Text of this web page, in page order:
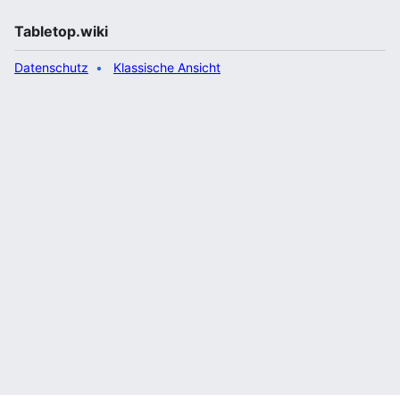
Tabletop.wiki
Datenschutz Klassische Ansicht